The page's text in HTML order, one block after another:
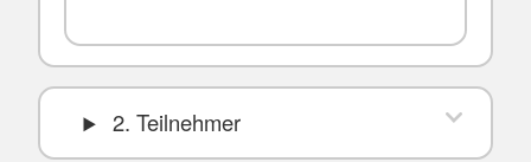
2. Teilnehmer